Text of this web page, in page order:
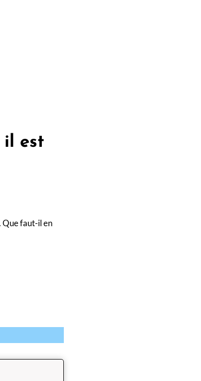
il est
Que faut-il en